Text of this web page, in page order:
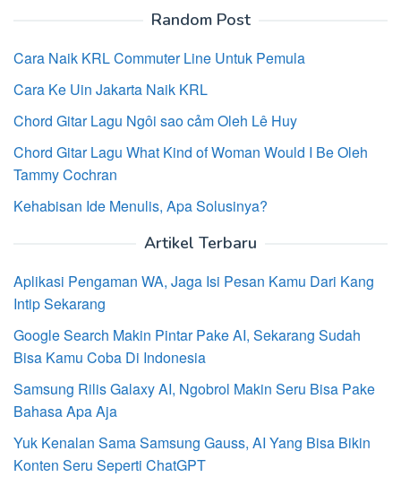
Random Post
Cara Naik KRL Commuter Line Untuk Pemula
Cara Ke Uin Jakarta Naik KRL
Chord Gitar Lagu Ngôi sao cảm Oleh Lê Huy
Chord Gitar Lagu What Kind of Woman Would I Be Oleh
Tammy Cochran
Kehabisan Ide Menulis, Apa Solusinya?
Artikel Terbaru
Aplikasi Pengaman WA, Jaga Isi Pesan Kamu Dari Kang
Intip Sekarang
Google Search Makin Pintar Pake AI, Sekarang Sudah
Bisa Kamu Coba Di Indonesia
Samsung Rilis Galaxy AI, Ngobrol Makin Seru Bisa Pake
Bahasa Apa Aja
Yuk Kenalan Sama Samsung Gauss, AI Yang Bisa Bikin
Konten Seru Seperti ChatGPT